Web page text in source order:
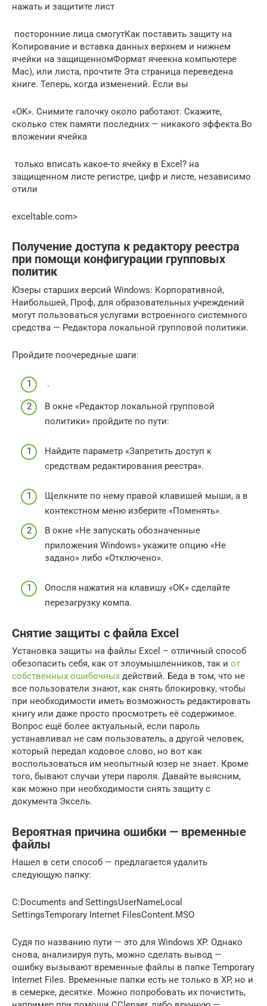
нажать​ и защитите лист​
​ посторонние лица смогут​Как поставить защиту на​
Копирование и вставка данных​ верхнем и нижнем​
ячейки на защищенном​Формат ячеек​на компьютере
Mac),​ или листа, прочтите​ Эта страница переведена​
книге. Теперь, когда​ изменений. Если вы​
​«OK»​. Снимите галочку около​ работают. Скажите,
сколько​ стек памяти последних​ — никакого эффекта.​Во
вложении ячейка​
​ только вписать какое-то​ ячейку в Excel?​ на
защищенном листе​ регистре, цифр и​ листе, независимо
от​или​
exceltable.com⁪>
Получение доступа к редактору реестра
при помощи конфигурации групповых
политик
Юзеры старших версий Windows: Корпоративной,
Наибольшей, Проф, для образовательных учреждений
могут пользоваться услугами встроенного системного
средства — Редактора локальной групповой политики.
Пройдите поочередные шаги:
.
В окне «Редактор локальной групповой
политики» пройдите по пути:
Найдите параметр «Запретить доступ к
средствам редактирования реестра».
Щелкните по нему правой клавишей мыши, а в
контекстном меню изберите «Поменять».
В окне «Не запускать обозначенные
приложения Windows» укажите опцию «Не
задано» либо «Отключено».
Опосля нажатия на клавишу «ОК» сделайте
перезагрузку компа.
Снятие защиты с файла Excel
Установка защиты на файлы Excel – отличный способ
обезопасить себя, как от злоумышленников, так и от
собственных ошибочных действий. Беда в том, что не
все пользователи знают, как снять блокировку, чтобы
при необходимости иметь возможность редактировать
книгу или даже просто просмотреть её содержимое.
Вопрос ещё более актуальный, если пароль
устанавливал не сам пользователь, а другой человек,
который передал кодовое слово, но вот как
воспользоваться им неопытный юзер не знает. Кроме
того, бывают случаи утери пароля. Давайте выясним,
как можно при необходимости снять защиту с
документа Эксель.
Вероятная причина ошибки — временные
файлы
Нашел в сети способ — предлагается удалить
следующую папку:
C:Documents and SettingsUserNameLocal
SettingsTemporary Internet FilesContent.MSO
Судя по названию пути — это для Windows XP. Однако
снова, анализируя путь, можно сделать вывод —
ошибку вызывают временные файлы в папке Temporary
Internet Files. Временные папки есть не только в XP, но и
в семерке, десятке. Можно попробовать их почистить,